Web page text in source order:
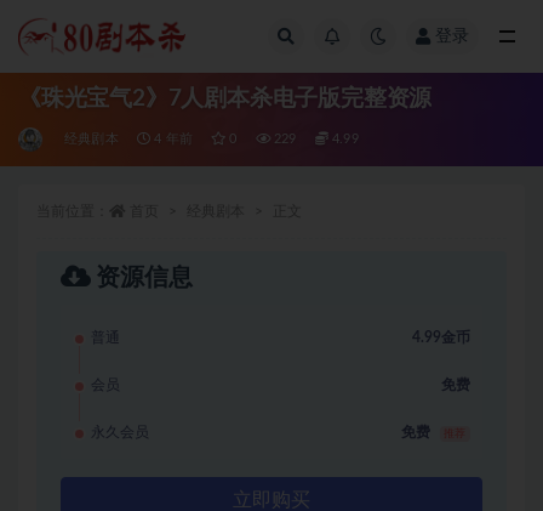
登录
《珠光宝气2》7人剧本杀电子版完整资源
经典剧本 4 年前 0 229 4.99
资源信息
普通 4.99金币
会员 免费
永久会员 免费
立即购买